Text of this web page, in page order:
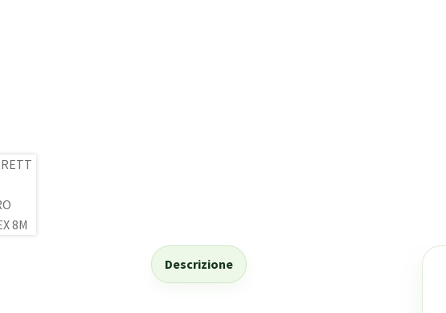
Descrizione